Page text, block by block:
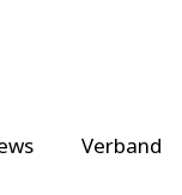
Verband